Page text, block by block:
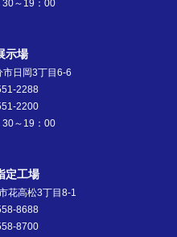
～19：00
示場
日岡3丁目6-6
2288
2200
～19：00
定工場
花高松3丁目8-1
8688
8700